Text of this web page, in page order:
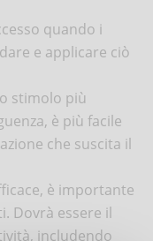
quando i
e applicare ciò
stimolo più
è più facile
che suscita il
è importante
Dovrà essere il
includendo